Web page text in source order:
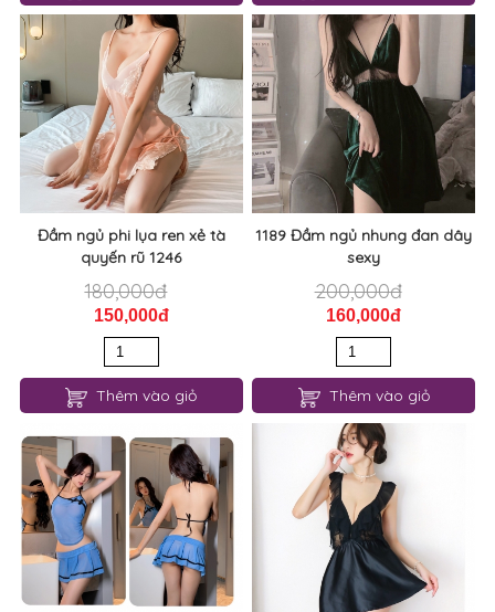
Đầm ngủ phi lụa ren sau nhún
tầng quyến rũ 1250
200,000đ
170,000đ
Thêm vào giỏ
Đồ ngủ bộ phi lụa satin ren
sexy 1249
180,000đ
150,000đ
Thêm vào giỏ
Đầm ngủ phi lụa ren xẻ tà
quyến rũ 1246
180,000đ
150,000đ
1189 Đầm ngủ nhung đan dây
sexy
200,000đ
160,000đ